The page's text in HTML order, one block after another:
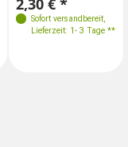
2,30 € *
Sofort versandbereit,
Lieferzeit: 1- 3 Tage **